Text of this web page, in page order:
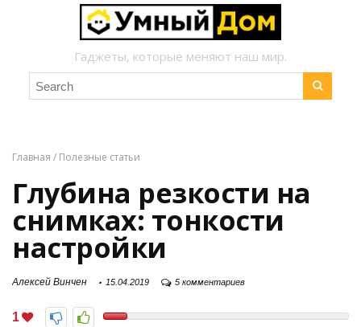
Гаджеты, которые меняют наш мир.
Главная / Полезные статьи
Глубина резкости на
снимках: тонкости
настройки
Алексей Винчен 15.04.2019 5 комментариев
1